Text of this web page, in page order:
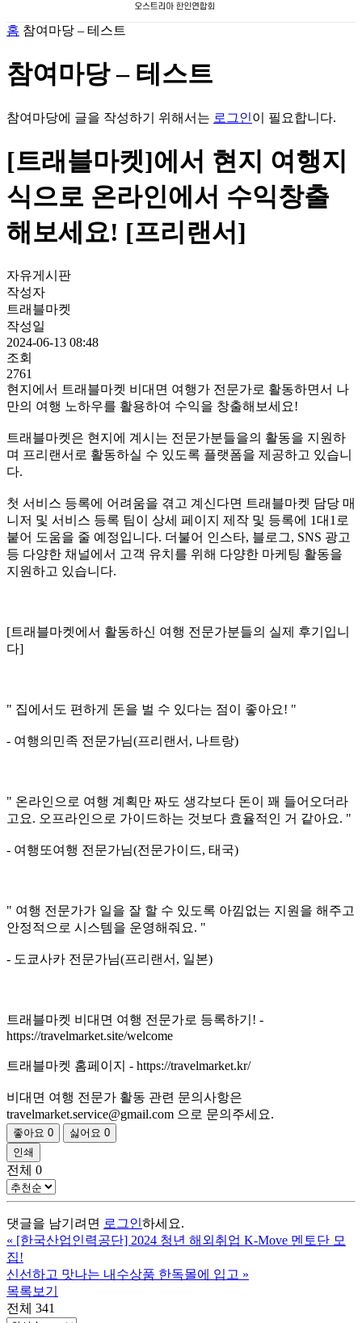
홈 참여마당 – 테스트
참여마당 – 테스트
참여마당에 글을 작성하기 위해서는 로그인이 필요합니다.
[트래블마켓]에서 현지 여행지
식으로 온라인에서 수익창출
해보세요! [프리랜서]
자유게시판
작성자
트래블마켓
작성일
2024-06-13 08:48
조회
2761
현지에서 트래블마켓 비대면 여행가 전문가로 활동하면서 나
만의 여행 노하우를 활용하여 수익을 창출해보세요!
트래블마켓은 현지에 계시는 전문가분들을의 활동을 지원하
며 프리랜서로 활동하실 수 있도록 플랫폼을 제공하고 있습니
다.
첫 서비스 등록에 어려움을 겪고 계신다면 트래블마켓 담당 매
니저 및 서비스 등록 팀이 상세 페이지 제작 및 등록에 1대1로
붙어 도움을 줄 예정입니다. 더불어 인스타, 블로그, SNS 광고
등 다양한 채널에서 고객 유치를 위해 다양한 마케팅 활동을
지원하고 있습니다.
[트래블마켓에서 활동하신 여행 전문가분들의 실제 후기입니
다]
" 집에서도 편하게 돈을 벌 수 있다는 점이 좋아요! "
- 여행의민족 전문가님(프리랜서, 나트랑)
" 온라인으로 여행 계획만 짜도 생각보다 돈이 꽤 들어오더라
고요. 오프라인으로 가이드하는 것보다 효율적인 거 같아요. "
- 여행또여행 전문가님(전문가이드, 태국)
" 여행 전문가가 일을 잘 할 수 있도록 아낌없는 지원을 해주고
안정적으로 시스템을 운영해줘요. "
- 도쿄사카 전문가님(프리랜서, 일본)
트래블마켓 비대면 여행 전문가로 등록하기! -
https://travelmarket.site/welcome
트래블마켓 홈페이지 - https://travelmarket.kr/
비대면 여행 전문가 활동 관련 문의사항은
travelmarket.service@gmail.com 으로 문의주세요.
좋아요 0 싫어요 0
인쇄
전체 0
댓글을 남기려면 로그인하세요.
« [한국산업인력공단] 2024 청년 해외취업 K-Move 멘토단 모
집!
신선하고 맛나는 내수상품 한독몰에 입고 »
목록보기
전체 341